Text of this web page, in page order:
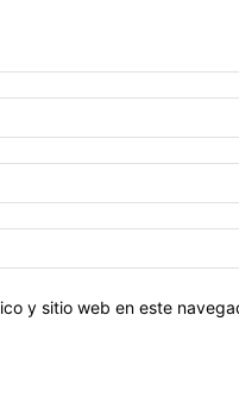
y sitio web en este